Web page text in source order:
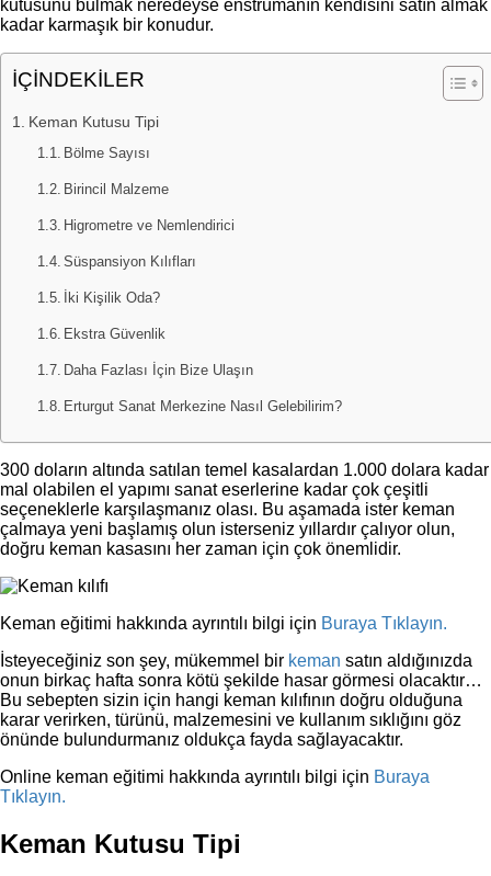
kutusunu bulmak neredeyse enstrümanın kendisini satın almak
kadar karmaşık bir konudur.
İÇİNDEKİLER
Keman Kutusu Tipi
Bölme Sayısı
Birincil Malzeme
Higrometre ve Nemlendirici
Süspansiyon Kılıfları
İki Kişilik Oda?
Ekstra Güvenlik
Daha Fazlası İçin Bize Ulaşın
Erturgut Sanat Merkezine Nasıl Gelebilirim?
300 doların altında satılan temel kasalardan 1.000 dolara kadar
mal olabilen el yapımı sanat eserlerine kadar çok çeşitli
seçeneklerle karşılaşmanız olası. Bu aşamada ister keman
çalmaya yeni başlamış olun isterseniz yıllardır çalıyor olun,
doğru keman kasasını her zaman için çok önemlidir.
Keman eğitimi hakkında ayrıntılı bilgi için Buraya Tıklayın.
İsteyeceğiniz son şey, mükemmel bir keman satın aldığınızda
onun birkaç hafta sonra kötü şekilde hasar görmesi olacaktır…
Bu sebepten sizin için hangi keman kılıfının doğru olduğuna
karar verirken, türünü, malzemesini ve kullanım sıklığını göz
önünde bulundurmanız oldukça fayda sağlayacaktır.
Online keman eğitimi hakkında ayrıntılı bilgi için Buraya
Tıklayın.
Keman Kutusu Tipi